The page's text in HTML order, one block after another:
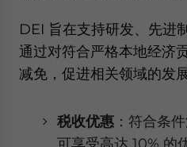
DEI 旨在支持研发、先进
通过对符合严格本地经济
减免，促进相关领域的发展
税收优惠 ：符合条
可享受高达 10% 的